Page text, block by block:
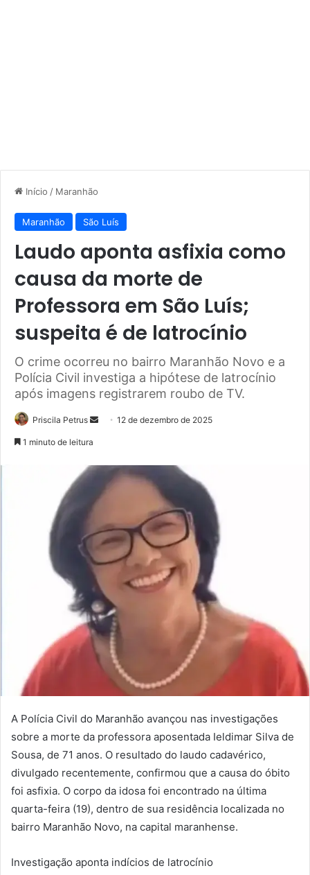
Início / Maranhão
Maranhão São Luís
Laudo aponta asfixia como
causa da morte de
Professora em São Luís;
suspeita é de latrocínio
O crime ocorreu no bairro Maranhão Novo e a
Polícia Civil investiga a hipótese de latrocínio
após imagens registrarem roubo de TV.
Priscila Petrus
d
e
a
i
l
12 de dezembro de 2025
1 minuto de leitura
A Polícia Civil do Maranhão avançou nas investigações
sobre a morte da professora aposentada Ieldimar Silva de
Sousa, de 71 anos. O resultado do laudo cadavérico,
divulgado recentemente, confirmou que a causa do óbito
foi asfixia. O corpo da idosa foi encontrado na última
quarta-feira (19), dentro de sua residência localizada no
bairro Maranhão Novo, na capital maranhense.
Investigação aponta indícios de latrocínio